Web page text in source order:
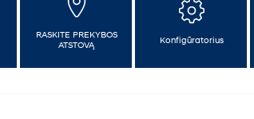
RASKITE PREKYBOS
ATSTOVĄ
Konfigūratorius